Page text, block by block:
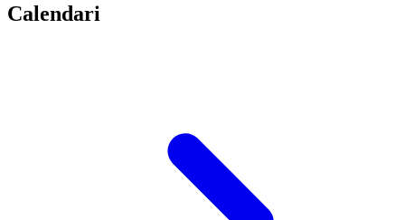
Calendari